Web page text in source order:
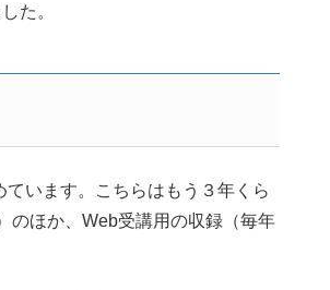
た。
います。こちらはもう３年くら
のほか、Web受講用の収録（毎年